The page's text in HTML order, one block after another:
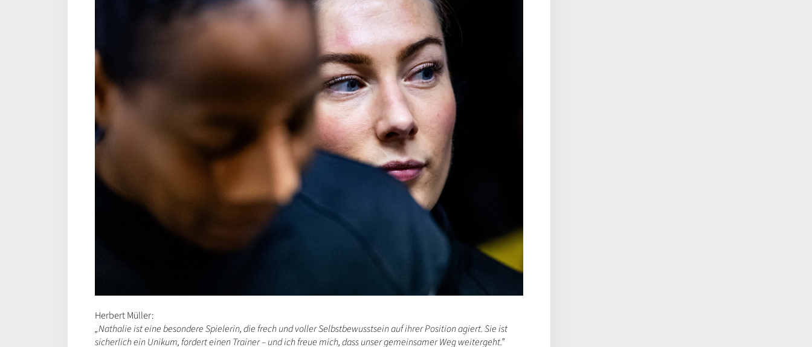
Herbert Müller:
„Nathalie ist eine besondere Spielerin, die frech und voller Selbstbewusstsein auf ihrer Position agiert. Sie ist
sicherlich ein Unikum, fordert einen Trainer – und ich freue mich, dass unser gemeinsamer Weg weitergeht.”